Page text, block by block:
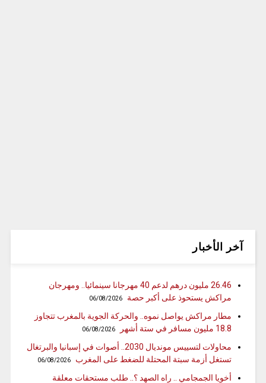
آخر الأخبار
26.46 مليون درهم لدعم 40 مهرجانا سينمائيا.. ومهرجان
مراكش يستحوذ على أكبر حصة
06/08/2026
مطار مراكش يواصل نموه.. والحركة الجوية بالمغرب تتجاوز
18.8 مليون مسافر في ستة أشهر
06/08/2026
محاولات لتسييس مونديال 2030.. أصوات في إسبانيا والبرتغال
تستغل أزمة سبتة المحتلة للضغط على المغرب
06/08/2026
أخويا الجمجامي .. راه الصهد ؟.. طلب مستحقات معلقة